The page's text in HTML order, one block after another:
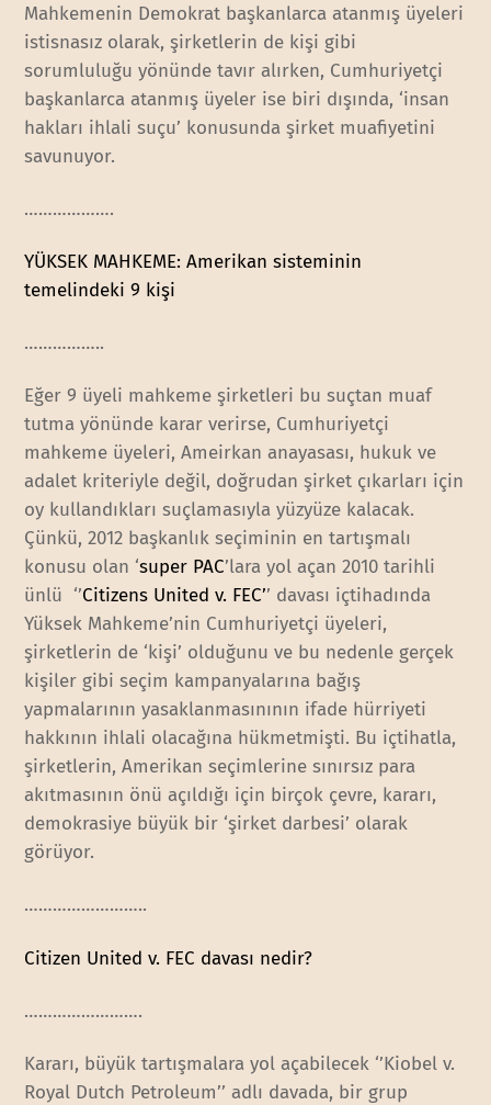
Mahkemenin Demokrat başkanlarca atanmış üyeleri
istisnasız olarak, şirketlerin de kişi gibi
sorumluluğu yönünde tavır alırken, Cumhuriyetçi
başkanlarca atanmış üyeler ise biri dışında, ‘insan
hakları ihlali suçu’ konusunda şirket muafiyetini
savunuyor.
……………….
YÜKSEK MAHKEME: Amerikan sisteminin
temelindeki 9 kişi
……………..
Eğer 9 üyeli mahkeme şirketleri bu suçtan muaf
tutma yönünde karar verirse, Cumhuriyetçi
mahkeme üyeleri, Ameirkan anayasası, hukuk ve
adalet kriteriyle değil, doğrudan şirket çıkarları için
oy kullandıkları suçlamasıyla yüzyüze kalacak.
Çünkü, 2012 başkanlık seçiminin en tartışmalı
konusu olan ‘super PAC’lara yol açan 2010 tarihli
ünlü ‘’Citizens United v. FEC’’ davası içtihadında
Yüksek Mahkeme’nin Cumhuriyetçi üyeleri,
şirketlerin de ‘kişi’ olduğunu ve bu nedenle gerçek
kişiler gibi seçim kampanyalarına bağış
yapmalarının yasaklanmasınının ifade hürriyeti
hakkının ihlali olacağına hükmetmişti. Bu içtihatla,
şirketlerin, Amerikan seçimlerine sınırsız para
akıtmasının önü açıldığı için birçok çevre, kararı,
demokrasiye büyük bir ‘şirket darbesi’ olarak
görüyor.
……………………..
Citizen United v. FEC davası nedir?
…………………….
Kararı, büyük tartışmalara yol açabilecek ‘’Kiobel v.
Royal Dutch Petroleum’’ adlı davada, bir grup